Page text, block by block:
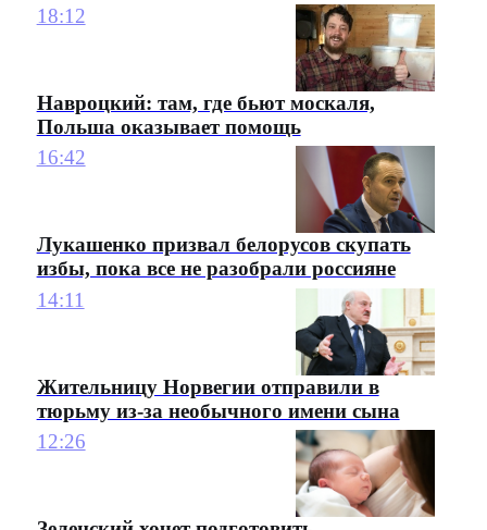
18:12
Навроцкий: там, где бьют москаля,
Польша оказывает помощь
16:42
Лукашенко призвал белорусов скупать
избы, пока все не разобрали россияне
14:11
Жительницу Норвегии отправили в
тюрьму из-за необычного имени сына
12:26